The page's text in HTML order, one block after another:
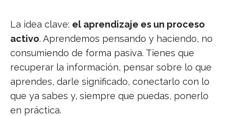
La idea clave: el aprendizaje es un proceso
activo. Aprendemos pensando y haciendo, no
consumiendo de forma pasiva. Tienes que
recuperar la información, pensar sobre lo que
aprendes, darle significado, conectarlo con lo
que ya sabes y, siempre que puedas, ponerlo
en práctica.